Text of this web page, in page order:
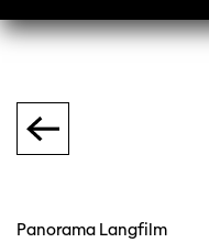
Panorama Langfilm